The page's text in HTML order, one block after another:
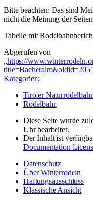
Bitte beachten: Das sind
nicht die Meinung der
Tabelle mit
Abgerufen von
„https://
Kategorien:
Tiroler
Rodelbahn
Diese Seite wurde
Uhr bearbeitet.
Der Inhalt ist
Documentation
Datenschutz
Über Winterrodeln
Haftungsausschluss
Klassische Ansicht